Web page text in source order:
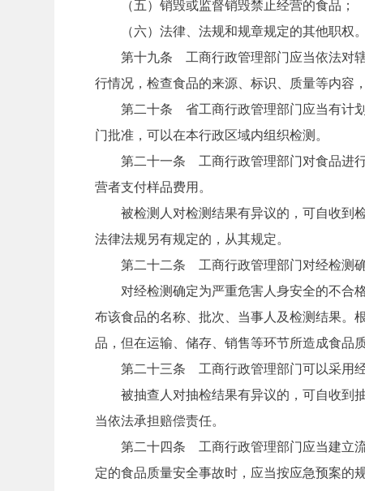
（五）销毁或监督销毁禁止经营的食品；
（六）法律、法规和规章规定的其他职权。
第十九条 工商行政管理部门应当依法对辖
行情况，检查食品的来源、标识、质量等内容
第二十条 省工商行政管理部门应当有计划
门批准，可以在本行政区域内组织检测。
第二十一条 工商行政管理部门对食品进行
营者支付样品费用。
被检测人对检测结果有异议的，可自收到检
法律法规另有规定的，从其规定。
第二十二条 工商行政管理部门对经检测确
对经检测确定为严重危害人身安全的不合格
布该食品的名称、批次、当事人及检测结果。
品，但在运输、储存、销售等环节所造成食品
第二十三条 工商行政管理部门可以采用经
被抽查人对抽检结果有异议的，可自收到抽
当依法承担赔偿责任。
第二十四条 工商行政管理部门应当建立流
定的食品质量安全事故时，应当按应急预案的